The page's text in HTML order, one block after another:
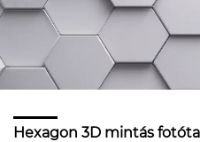
Hexagon 3D mintás